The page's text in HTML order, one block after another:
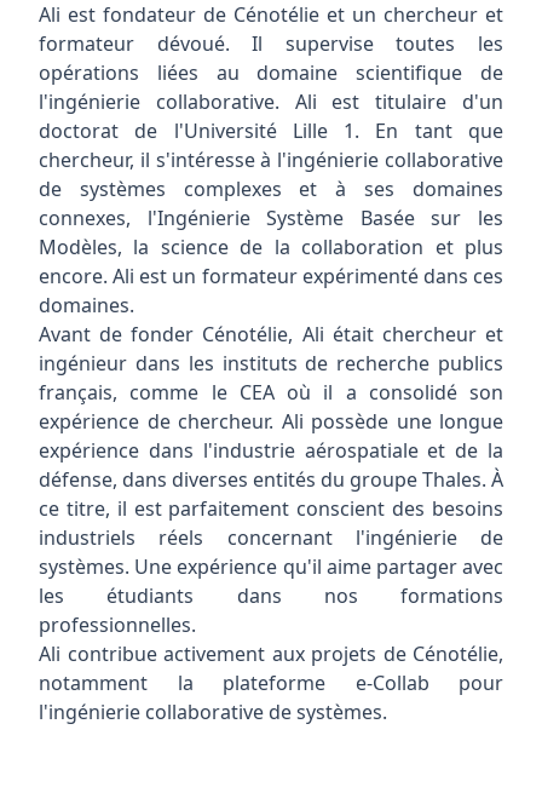
Ali est fondateur de Cénotélie et un chercheur et
formateur dévoué. Il supervise toutes les
opérations liées au domaine scientifique de
l'ingénierie collaborative. Ali est titulaire d'un
doctorat de l'Université Lille 1. En tant que
chercheur, il s'intéresse à l'ingénierie collaborative
de systèmes complexes et à ses domaines
connexes, l'Ingénierie Système Basée sur les
Modèles, la science de la collaboration et plus
encore. Ali est un formateur expérimenté dans ces
domaines.
Avant de fonder Cénotélie, Ali était chercheur et
ingénieur dans les instituts de recherche publics
français, comme le CEA où il a consolidé son
expérience de chercheur. Ali possède une longue
expérience dans l'industrie aérospatiale et de la
défense, dans diverses entités du groupe Thales. À
ce titre, il est parfaitement conscient des besoins
industriels réels concernant l'ingénierie de
systèmes. Une expérience qu'il aime partager avec
les étudiants dans nos formations
professionnelles.
Ali contribue activement aux projets de Cénotélie,
notamment la plateforme e-Collab pour
l'ingénierie collaborative de systèmes.